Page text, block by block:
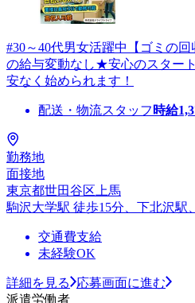
#30～40代男女活躍中【ゴミの
の給与変動なし★安心のスター
安なく始められます！
配送・物流スタッフ 時給
勤務地
面接地
東京都世田谷区上馬
駒沢大学駅 徒歩15分、下北沢駅
交通費支給
未経験OK
詳細を見る
応募画面に進む
派遣労働者